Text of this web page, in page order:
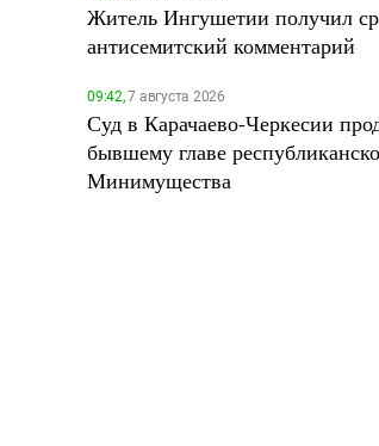
Житель Ингушетии получил
антисемитский комментарий
09:42,7 августа 2026
Суд в Карачаево-Черкесии
бывшему главе
Минимущества